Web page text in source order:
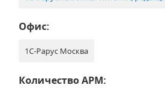
Офис:
1С-Рарус Москва
Количество АРМ: